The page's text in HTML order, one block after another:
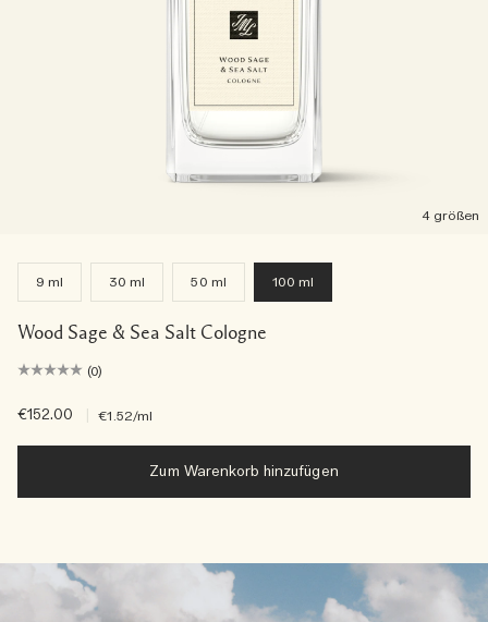
4 größen
9 ml 30 ml 50 ml 100 ml
Wood Sage & Sea Salt Cologne
(0)
€152.00 €1.52/ml
Zum Warenkorb hinzufügen